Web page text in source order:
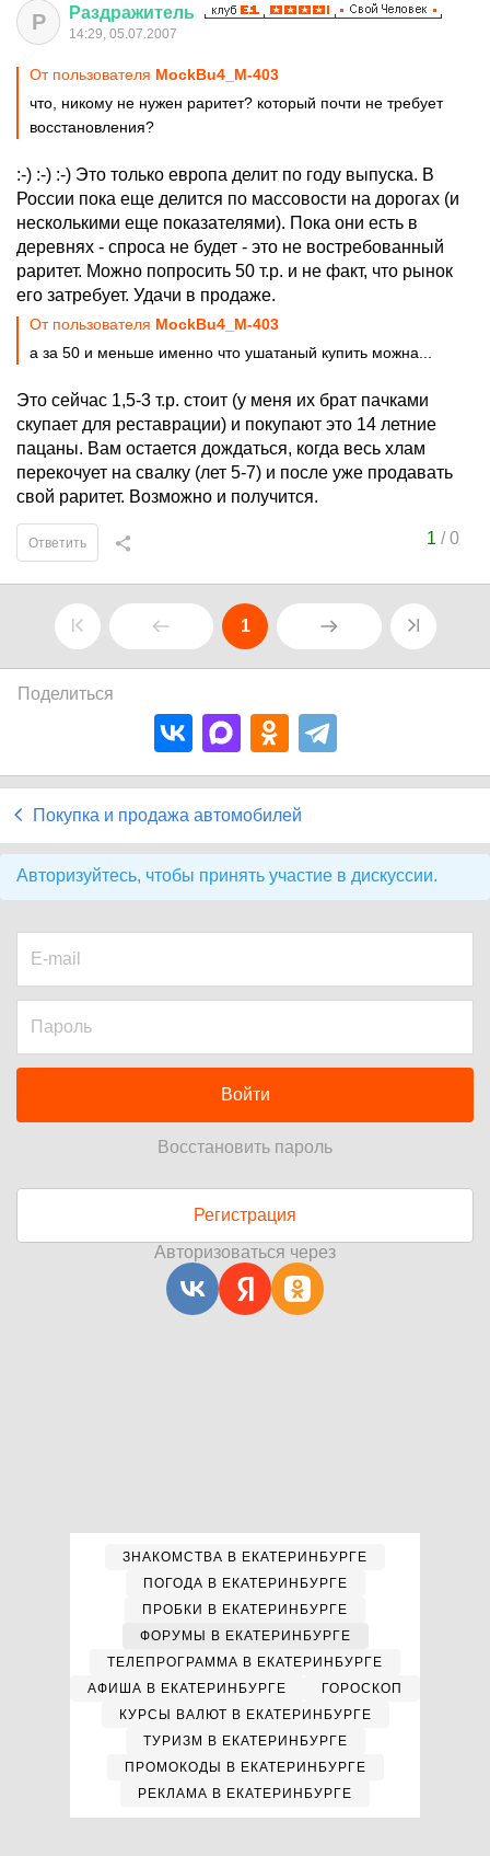
Р Раздражитель
14:29, 05.07.2007
От пользователя MockBu4_M-403
что, никому не нужен раритет? который почти не требует
восстановления?
:-) :-) :-) Это только европа делит по году выпуска. В
России пока еще делится по массовости на дорогах (и
несколькими еще показателями). Пока они есть в
деревнях - спроса не будет - это не востребованный
раритет. Можно попросить 50 т.р. и не факт, что рынок
его затребует. Удачи в продаже.
От пользователя MockBu4_M-403
а за 50 и меньше именно что ушатаный купить можна...
Это сейчас 1,5-3 т.р. стоит (у меня их брат пачками
скупает для реставрации) и покупают это 14 летние
пацаны. Вам остается дождаться, когда весь хлам
перекочует на свалку (лет 5-7) и после уже продавать
свой раритет. Возможно и получится.
1 /0
Ответить
1
Поделиться
Покупка и продажа автомобилей
Авторизуйтесь, чтобы принять участие в дискуссии.
Войти
Восстановить пароль
Регистрация
Авторизоваться через
ЗНАКОМСТВА В ЕКАТЕРИНБУРГЕ
ПОГОДА В ЕКАТЕРИНБУРГЕ
ПРОБКИ В ЕКАТЕРИНБУРГЕ
ФОРУМЫ В ЕКАТЕРИНБУРГЕ
ТЕЛЕПРОГРАММА В ЕКАТЕРИНБУРГЕ
АФИША В ЕКАТЕРИНБУРГЕ
ГОРОСКОП
КУРСЫ ВАЛЮТ В ЕКАТЕРИНБУРГЕ
ТУРИЗМ В ЕКАТЕРИНБУРГЕ
ПРОМОКОДЫ В ЕКАТЕРИНБУРГЕ
РЕКЛАМА В ЕКАТЕРИНБУРГЕ